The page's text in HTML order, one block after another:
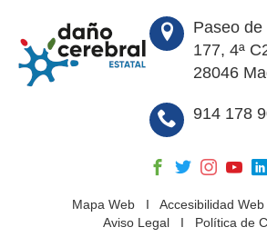
Paseo
177, 4ª
28046
914 178
Mapa WebI Accesibilidad Web
Aviso Legal I Política de